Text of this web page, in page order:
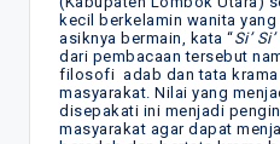
kecil berkelamin wanita
asiknya bermain, kata “Si’
dari pembacaan tersebut
filosofi adab dan tata krama
masyarakat. Nilai yang
disepakati ini menjadi
masyarakat agar dapat